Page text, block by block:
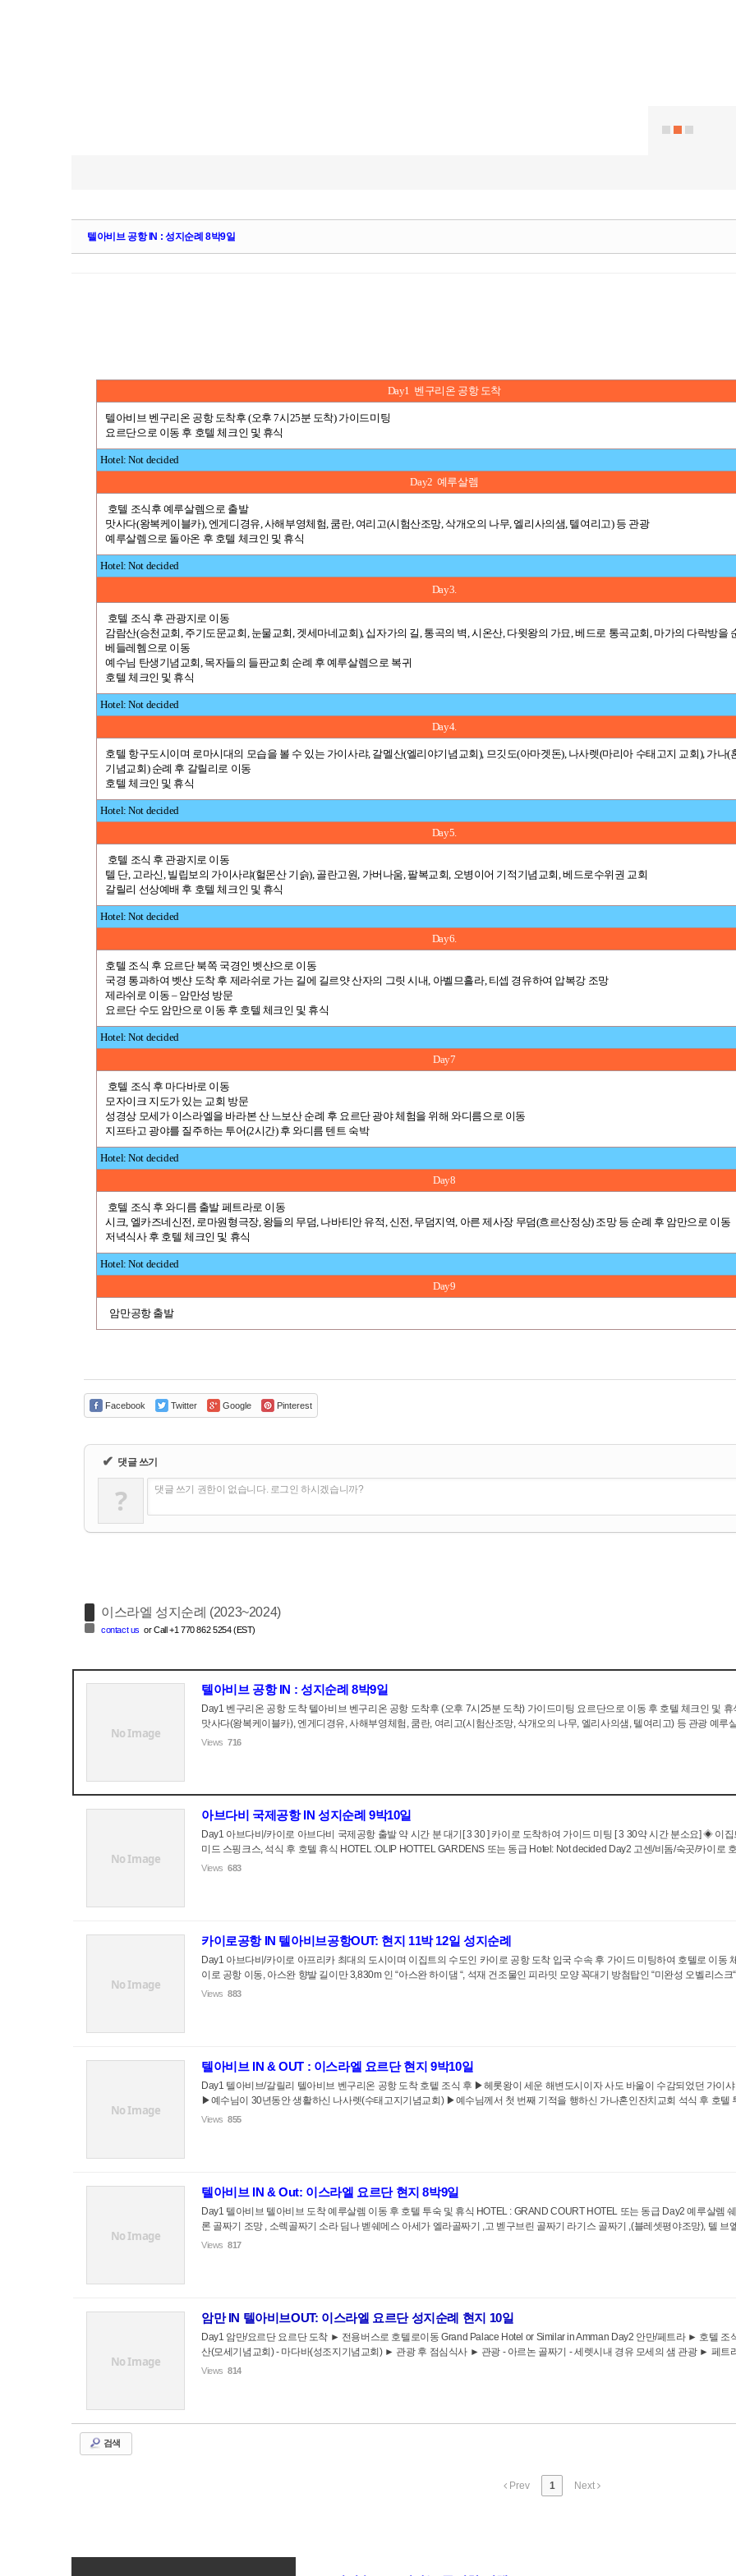
텔아비브 공항 IN : 성지순례 8박9일
Day1 벤구리온 공항 도착
텔아비브 벤구리온 공항 도착후 (오후 7시25분 도착) 가이드미팅
요르단으로 이동 후 호텔 체크인 및 휴식
Hotel: Not decided
Day2 예루살렘
호텔 조식후 예루살렘으로 출발
맛사다(왕복케이블카), 엔게디경유, 사해부영체험, 쿰란, 여리고(시험산조망, 삭개오의 나무, 엘리사의샘, 텔여리고) 등 관광
예루살렘으로 돌아온 후 호텔 체크인 및 휴식
Hotel: Not decided
Day3.
호텔 조식 후 관광지로 이동
감람산(승천교회, 주기도문교회, 눈물교회, 겟세마네교회), 십자가의 길, 통곡의 벽, 시온산, 다윗왕의 가묘, 베드로 통곡교회, 마가의 다락방을
베들레헴으로 이동
예수님 탄생기념교회, 목자들의 들판교회 순례 후 예루살렘으로 복귀
호텔 체크인 및 휴식
Hotel: Not decided
Day4.
호텔 항구도시이며 로마시대의 모습을 볼 수 있는 가이사랴, 갈멜산(엘리야기념교회), 므깃도(아마겟돈), 나사렛(마리아 수태고지 교회), 가나(
기념교회) 순례 후 갈릴리로 이동
호텔 체크인 및 휴식
Hotel: Not decided
Day5.
호텔 조식 후 관광지로 이동
텔 단, 고라신, 빌립보의 가이사랴(헐몬산 기슭), 골란고원, 가버나움, 팔복교회, 오병이어 기적기념교회, 베드로수위권 교회
갈릴리 선상예배 후 호텔 체크인 및 휴식
Hotel: Not decided
Day6.
호텔 조식 후 요르단 북쪽 국경인 벳샨으로 이동
국경 통과하여 벳샨 도착 후 제라쉬로 가는 길에 길르얏 산자의 그릿 시내, 아벨므흘라, 티셉 경유하여 압복강 조망
제라쉬로 이동 – 암만성 방문
요르단 수도 암만으로 이동 후 호텔 체크인 및 휴식
Hotel: Not decided
Day7
호텔 조식 후 마다바로 이동
모자이크 지도가 있는 교회 방문
성경상 모세가 이스라엘을 바라본 산 느보산 순례 후 요르단 광야 체험을 위해 와디름으로 이동
지프타고 광야를 질주하는 투어(2시간) 후 와디름 텐트 숙박
Hotel: Not decided
Day8
호텔 조식 후 와디름 출발 페트라로 이동
시크, 엘카즈네신전, 로마원형극장, 왕들의 무덤, 나바티안 유적, 신전, 무덤지역, 아른 제사장 무덤(흐르산정상) 조망 등 순례 후 암만으로 이동
저녁식사 후 호텔 체크인 및 휴식
Hotel: Not decided
Day9
암만공항 출발
Facebook Twitter Google Pinterest
✔ 댓글 쓰기
? 댓글 쓰기 권한이 없습니다. 로그인 하시겠습니까?
이스라엘 성지순례 (2023~2024)
contact us or Call +1 770 862 5254 (EST)
No Image
텔아비브 공항 IN : 성지순례 8박9일
Day1 벤구리온 공항 도착 텔아비브 벤구리온 공항 도착후 (오후 7시25분 도착) 가이드미팅 요르단으로 이동 후 호텔 체크인 및
맛사다(왕복케이블카), 엔게디경유, 사해부영체험, 쿰란, 여리고(시험산조망, 삭개오의 나무, 엘리사의샘, 텔여리고) 등 관광 예루
Views 716
No Image
아브다비 국제공항 IN 성지순례 9박10일
Day1 아브다비/카이로 아브다비 국제공항 출발 약 시간 분 대기[ 3 30 ] 카이로 도착하여 가이드 미팅 [ 3 30약 시간 분소요] ◈
미드 스핑크스, 석식 후 호텔 휴식 HOTEL :OLIP HOTTEL GARDENS 또는 동급 Hotel: Not decided Day2 고센/비돔/숙곳/카이로
Views 683
No Image
카이로공항 IN 텔아비브공항OUT: 현지 11박 12일 성지순례
Day1 아브다비/카이로 아프리카 최대의 도시이며 이집트의 수도인 카이로 공항 도착 입국 수속 후 가이드 미팅하여 호텔로 이
이로 공항 이동, 아스완 향발 길이만 3,830m 인 “아스완 하이댐 “, 석재 건조물인 피라밋 모양 꼭대기 방첨탑인 “미완성 오벨리스크
Views 883
No Image
텔아비브 IN & OUT : 이스라엘 요르단 현지 9박10일
Day1 텔아비브/갈릴리 텔아비브 벤구리온 공항 도착 호텥 조식 후 ▶헤롯왕이 세운 해변도시이자 사도 바울이 수감되었던 가
▶예수님이 30년동안 생활하신 나사렛(수태고지기념교회) ▶예수님께서 첫 번째 기적을 행하신 가나혼인잔치교회 석식 후 호텔
Views 855
No Image
텔아비브 IN & Out: 이스라엘 요르단 현지 8박9일
Day1 텔아비브 텔아비브 도착 예루살렘 이동 후 호텔 투숙 및 휴식 HOTEL : GRAND COURT HOTEL 또는 동급 Day2 예루살렘
론 골짜기 조망 , 소렉골짜기 소라 딤나 벧쉐메스 아세가 엘라골짜기 ,고 벧구브린 골짜기 라기스 골짜기 ,(블레셋평야조망), 텔 브
Views 817
No Image
암만 IN 텔아비브OUT: 이스라엘 요르단 성지순례 현지 10일
Day1 암만/요르단 요르단 도착 ► 전용버스로 호텔로이동 Grand Palace Hotel or Similar in Amman Day2 안만/페트라 ► 호텔
산(모세기념교회) - 마다바(성조지기념교회) ► 관광 후 점심식사 ► 관광 - 아르논 골짜기 - 세렛시내 경유 모세의 샘 관광 ► 페트
Views 814
검색
Prev 1 Next